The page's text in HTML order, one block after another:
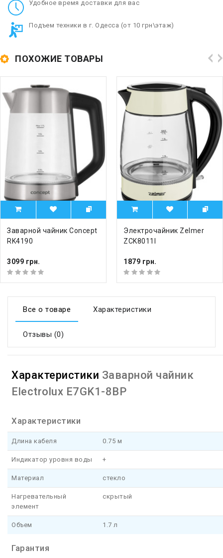
Удобное время доставки для вас
Подъем техники в г. Одесса (от 10 грн\этаж)
ПОХОЖИЕ ТОВАРЫ
Заварной чайник Concept
RK4190
3099 грн.
Электрочайник Zelmer
ZCK8011I
1879 грн.
Все о товаре Характеристики
Отзывы (0)
Характеристики Заварной чайник
Electrolux E7GK1-8BP
Характеристики
Длина кабеля 0.75 м
Индикатор уровня воды +
Материал стекло
Нагревательный
элемент
скрытый
Объем 1.7 л
Гарантия